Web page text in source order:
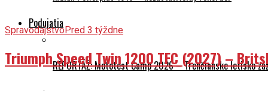
Podujatia
REPORTÁŽ: Mototest Camp 2026 – Trenčianske letisko
SpravodajstvoPred 3 týždne
Triumph Speed Twin 1200 TFC (2027) –